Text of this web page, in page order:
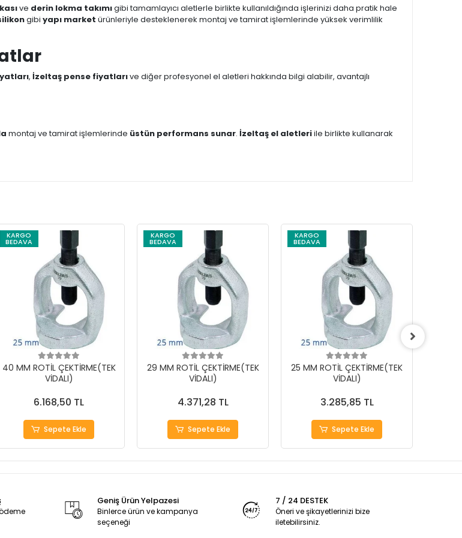
ve derin lokma takımıgibi tamamlayıcı aletlerle birlikte kullanıldığında işlerinizi daha pratik hale
gibi yapı market ürünleriyle desteklenerek montaj ve tamirat işlemlerinde yüksek verimlilik
, İzeltaş pense fiyatlarıve diğer profesyonel el aletleri hakkında bilgi alabilir, avantajlı
montaj ve tamirat işlemlerinde üstün performans sunar. İzeltaş el aletleriile birlikte kullanarak
KARGO
BEDAVA
40 MM ROTİL ÇEKTİRME(TEK
VİDALI)
6.168,50 TL
Sepete Ekle
KARGO
BEDAVA
29 MM ROTİL ÇEKTİRME(TEK
VİDALI)
4.371,28 TL
Sepete Ekle
KARGO
BEDAVA
25 MM ROTİL ÇEKTİRME(TEK
VİDALI)
3.285,85 TL
Sepete Ekle
Geniş Ürün Yelpazesi
Binlerce ürün ve kampanya
seçeneği
7 / 24 DESTEK
Öneri ve şikayetlerinizi bize
iletebilirsiniz.